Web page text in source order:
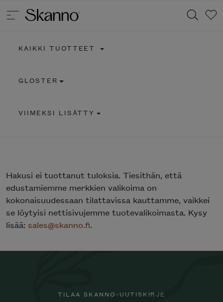
KAIKKI TUOTTEET
GLOSTER
VIIMEKSI LISÄTTY
Hakusi ei tuottanut tuloksia. Tiesithän, että
edustamiemme merkkien valikoima on
kokonaisuudessaan tilattavissa kauttamme, vaikkei
se löytyisi nettisivujemme tuotevalikoimasta. Kysy
lisää: sales@skanno.fi.
TILAA SKANNO-UUTISKIRJE